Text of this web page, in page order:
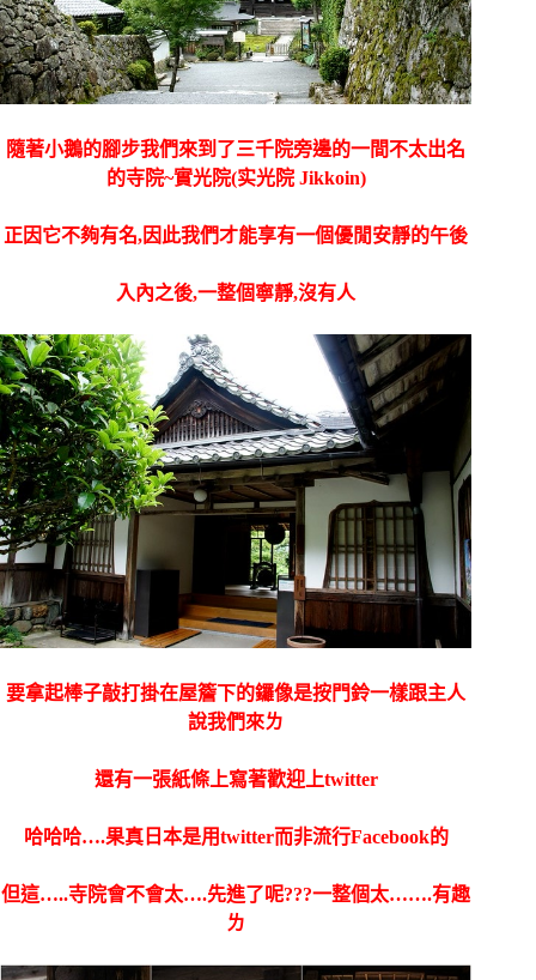
隨著小鵝的腳步我們來到了三千院旁邊的一間不太出名
的寺院~實光院(实光院 Jikkoin)
正因它不夠有名,因此我們才能享有一個優閒安靜的午後
入內之後,一整個寧靜,沒有人
要拿起棒子敲打掛在屋簷下的鑼像是按門鈴一樣跟主人
說我們來ㄌ
還有一張紙條上寫著歡迎上twitter
哈哈哈….果真日本是用twitter而非流行Facebook的
但這…..寺院會不會太….先進了呢???一整個太…….有趣
ㄌ